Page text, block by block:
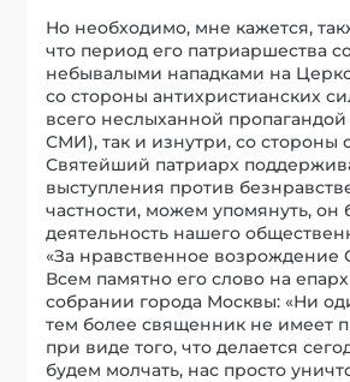
Но необходимо, мне кажется,
что период его патриаршества
небывалыми нападками на
со стороны антихристианских
всего неслыханной
СМИ), так и изнутри, со стороны
Святейший патриарх
выступления против
частности, можем упомянуть, он
деятельность нашего
«За нравственное возрождение
Всем памятно его слово на
собрании города Москвы: «Ни
тем более священник не имеет
при виде того, что делается
будем молчать, нас просто